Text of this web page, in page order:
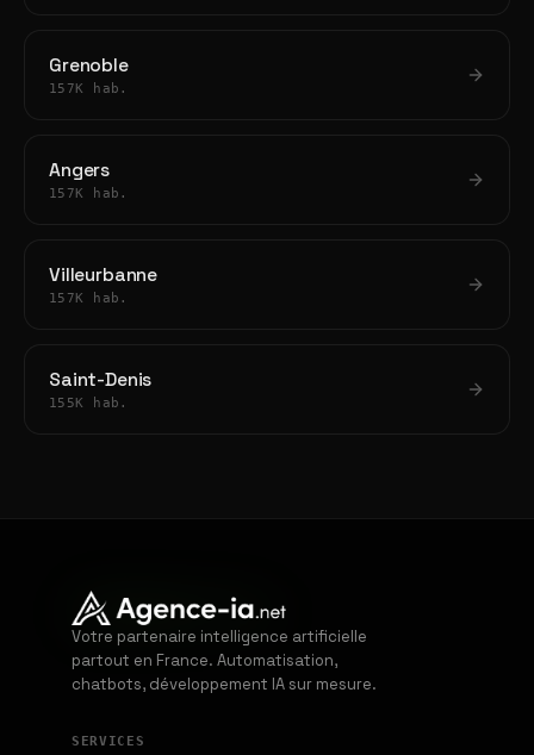
Grenoble
157K hab.
Angers
157K hab.
Villeurbanne
157K hab.
Saint-Denis
155K hab.
Votre partenaire intelligence artificielle
partout en France. Automatisation,
chatbots, développement IA sur mesure.
SERVICES